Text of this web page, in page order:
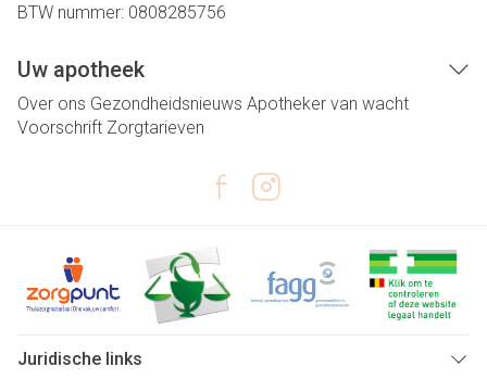
BTW nummer: 0808285756
Uw apotheek
Over ons Gezondheidsnieuws Apotheker van wacht
Voorschrift Zorgtarieven
Juridische links